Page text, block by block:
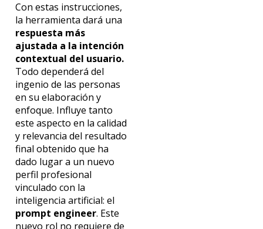
Con estas instrucciones,
la herramienta dará una
respuesta más
ajustada a la intención
contextual del usuario.
Todo dependerá del
ingenio de las personas
en su elaboración y
enfoque. Influye tanto
este aspecto en la calidad
y relevancia del resultado
final obtenido que ha
dado lugar a un nuevo
perfil profesional
vinculado con la
inteligencia artificial: el
prompt engineer. Este
nuevo rol no requiere de